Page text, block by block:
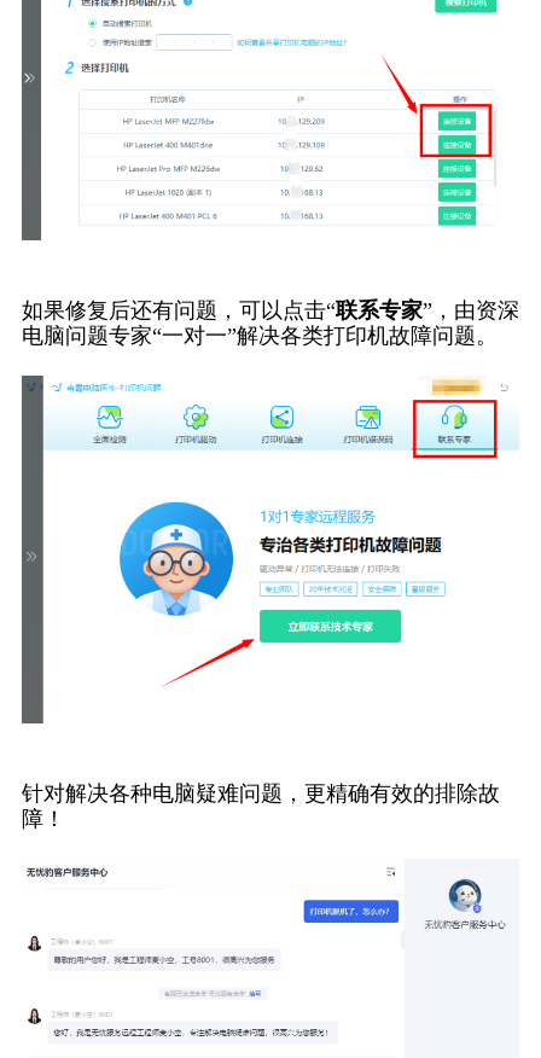
如果修复后还有问题，可以点击“联系专家”，由资深
电脑问题专家“一对一”解决各类打印机故障问题。
针对解决各种电脑疑难问题，更精确有效的排除故
障！